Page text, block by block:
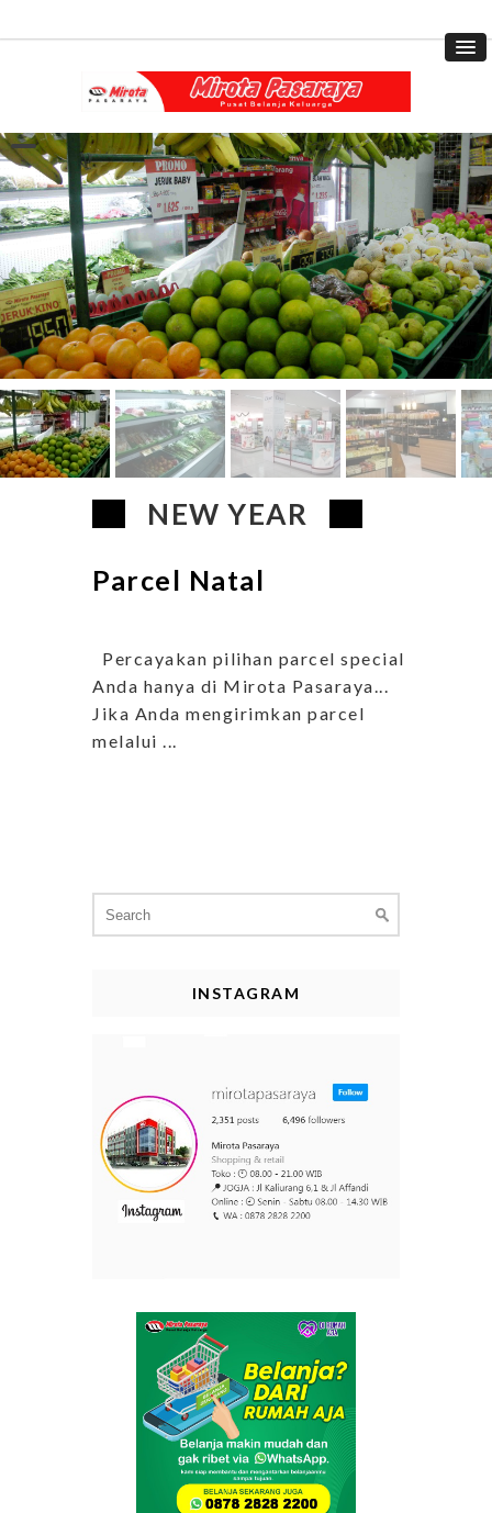
NEW YEAR
Parcel Natal
Percayakan pilihan parcel special
Anda hanya di Mirota Pasaraya...
Jika Anda mengirimkan parcel
melalui ...
for:
INSTAGRAM